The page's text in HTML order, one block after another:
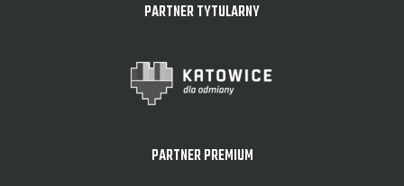
PARTNER TYTULARNY
PARTNER PREMIUM